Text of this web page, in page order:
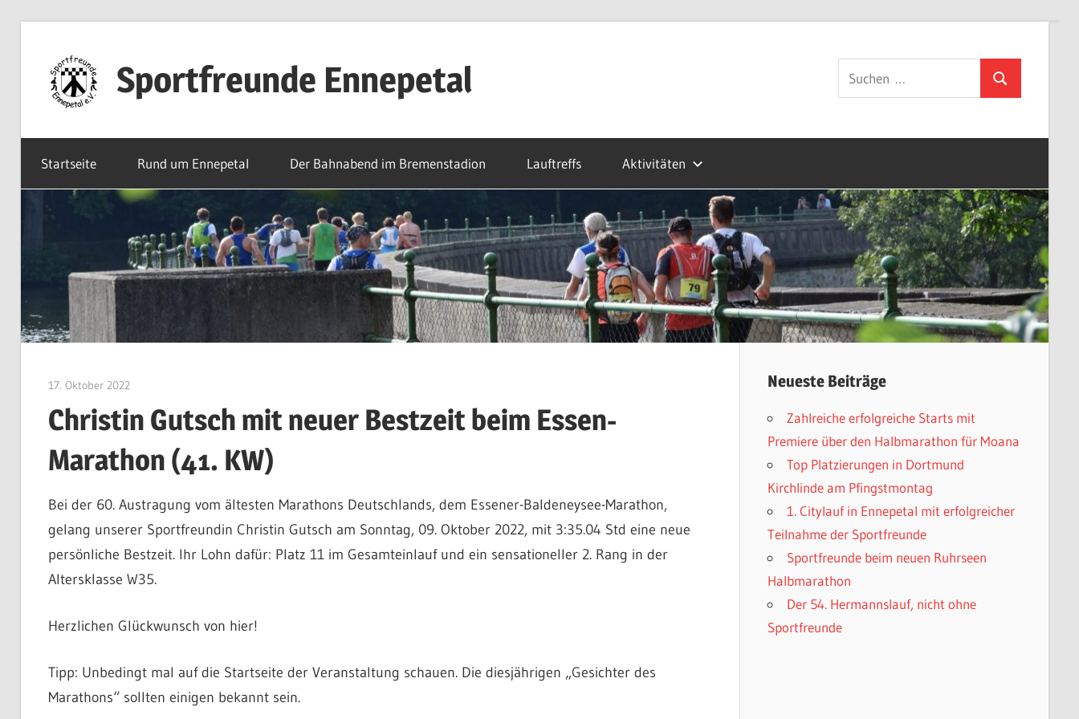
springen
Sportfreunde Ennepetal
bei
den
Sportfreunden
Ennepetal
Suchen
nach:
Suchen
Startseite Rund um Ennepetal Der Bahnabend im Bremenstadion Lauftreffs Aktivitäten
17. Oktober 2022Patrick Jeschak
Christin Gutsch mit neuer Bestzeit beim Essen-
Marathon (41. KW)
Bei der 60. Austragung vom ältesten Marathons Deutschlands, dem Essener-Baldeneysee-Marathon,
gelang unserer Sportfreundin Christin Gutsch am Sonntag, 09. Oktober 2022, mit 3:35.04 Std eine neue
persönliche Bestzeit. Ihr Lohn dafür: Platz 11 im Gesamteinlauf und ein sensationeller 2. Rang in der
Altersklasse W35.
Herzlichen Glückwunsch von hier!
Tipp: Unbedingt mal auf die Startseite der Veranstaltung schauen. Die diesjährigen „Gesichter des
Marathons“ sollten einigen bekannt sein.
Neueste Beiträge
Zahlreiche erfolgreiche Starts mit
Premiere über den Halbmarathon für Moana
Top Platzierungen in Dortmund
Kirchlinde am Pfingstmontag
1. Citylauf in Ennepetal mit erfolgreicher
Teilnahme der Sportfreunde
Sportfreunde beim neuen Ruhrseen
Halbmarathon
Der 54. Hermannslauf, nicht ohne
Sportfreunde